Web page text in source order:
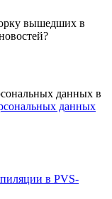
вышедших в
данных в
данных
в PVS-